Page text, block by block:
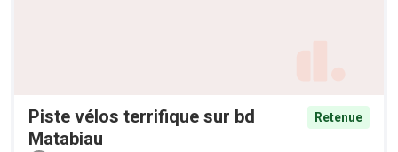
Piste vélos terrifique sur bd
Matabiau
Retenue